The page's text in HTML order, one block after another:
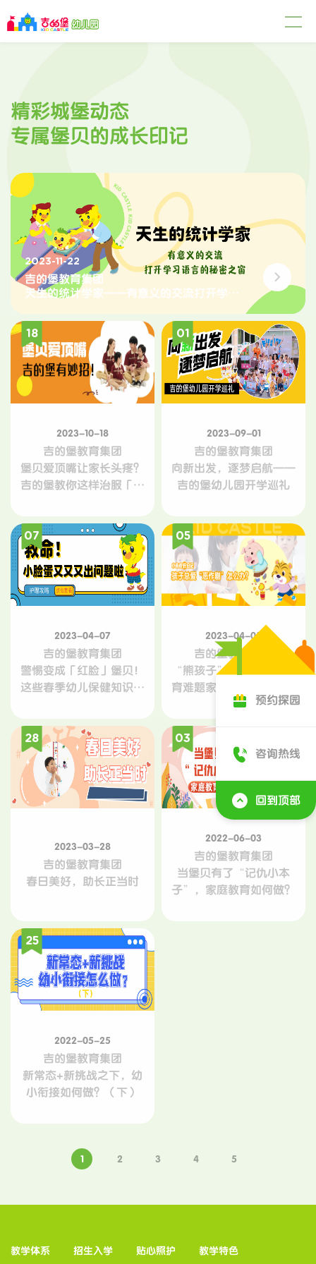
精彩城堡动态
专属堡贝的成长印记
2023-11-22
吉的堡教育集团
天生的统计学家——有意义的交流打开学习
18
2023-10-18
吉的堡教育集团
堡贝爱顶嘴让家长头疼？
吉的堡教你这样治服「杠
01
2023-09-01
吉的堡教育集团
向新出发，逐梦启航——
吉的堡幼儿园开学巡礼
07
2023-04-07
吉的堡教育集团
警惕变成「红脸」堡贝！
这些春季幼儿保健知识要
05
2023-04-05
吉的堡教育集团
“熊孩子”又闯祸了！教
育难题家长该如何化解？
28
2023-03-28
吉的堡教育集团
春日美好，助长正当时
03
2022-06-03
吉的堡教育集团
当堡贝有了“记仇小本
子”，家庭教育如何做？
25
2022-05-25
吉的堡教育集团
新常态+新挑战之下，幼
小衔接如何做？（下）
1 2 3 4 5
预约探园
咨询热线
回到顶部
教学体系 招生入学 贴心照护 教学特色